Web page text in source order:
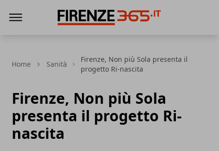
Home Sanità
Firenze, Non più Sola presenta il
progetto Ri-nascita
Firenze, Non più Sola
presenta il progetto Ri-
nascita